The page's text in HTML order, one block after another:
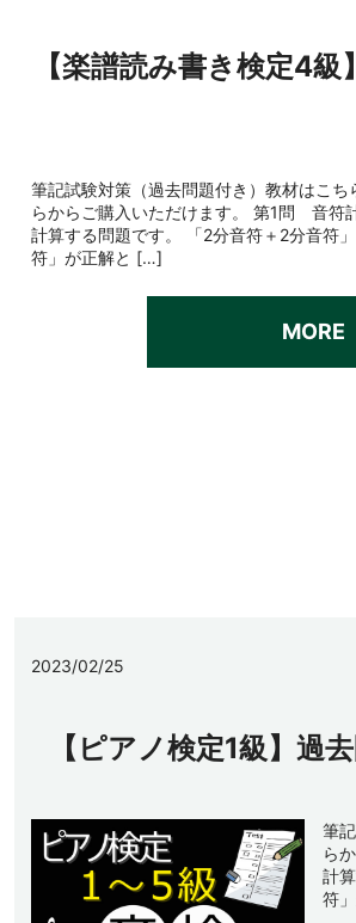
【楽譜読み書き検定4
筆記試験対策（過去問題付き）教材はこ
らからご購入いただけます。 第1問 音符
計算する問題です。 「2分音符＋2分音符
符」が正解と […]
MORE
2023/02/25
【ピアノ検定1級】過
筆
ら
計
符